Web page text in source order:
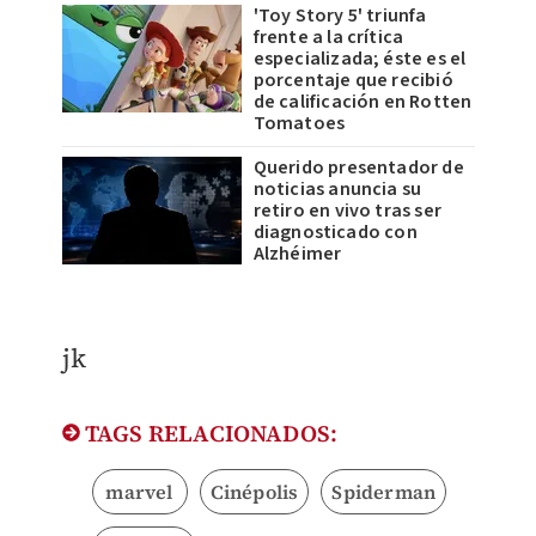
'Toy Story 5' triunfa
frente a la crítica
especializada; éste es el
porcentaje que recibió
de calificación en Rotten
Tomatoes
Querido presentador de
noticias anuncia su
retiro en vivo tras ser
diagnosticado con
Alzhéimer
jk
TAGS RELACIONADOS:
marvel Cinépolis Spiderman